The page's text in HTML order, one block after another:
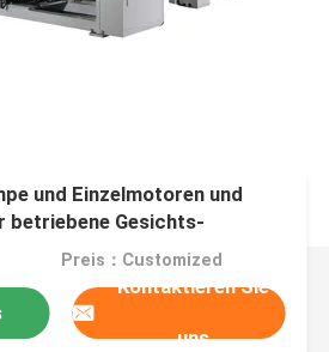
und Einzelmotoren und
betriebene Gesichts-
Preis：Customized
Kontaktieren Sie
uns